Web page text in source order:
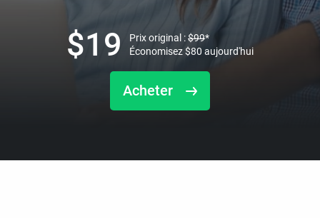
Acheter
$19 Prix original :$99*
Économisez$80 aujourd'hui